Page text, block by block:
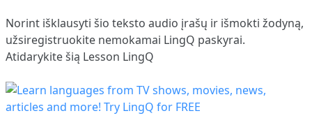
Norint išklausyti šio teksto audio įrašų ir išmokti žodyną,
užsiregistruokite nemokamai LingQ paskyrai.
Atidarykite šią Lesson LingQ